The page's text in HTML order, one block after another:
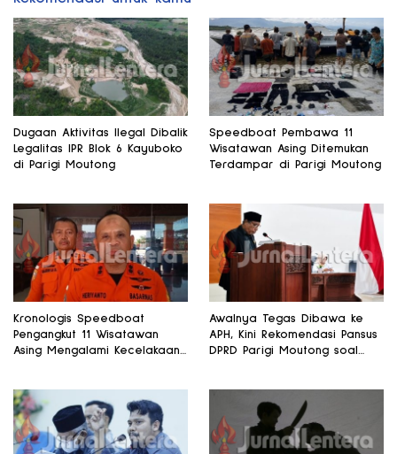
Dugaan Aktivitas Ilegal Dibalik
Legalitas IPR Blok 6 Kayuboko
di Parigi Moutong
Speedboat Pembawa 11
Wisatawan Asing Ditemukan
Terdampar di Parigi Moutong
Kronologis Speedboat
Pengangkut 11 Wisatawan
Asing Mengalami Kecelakaan
Awalnya Tegas Dibawa ke
APH, Kini Rekomendasi Pansus
DPRD Parigi Moutong soal